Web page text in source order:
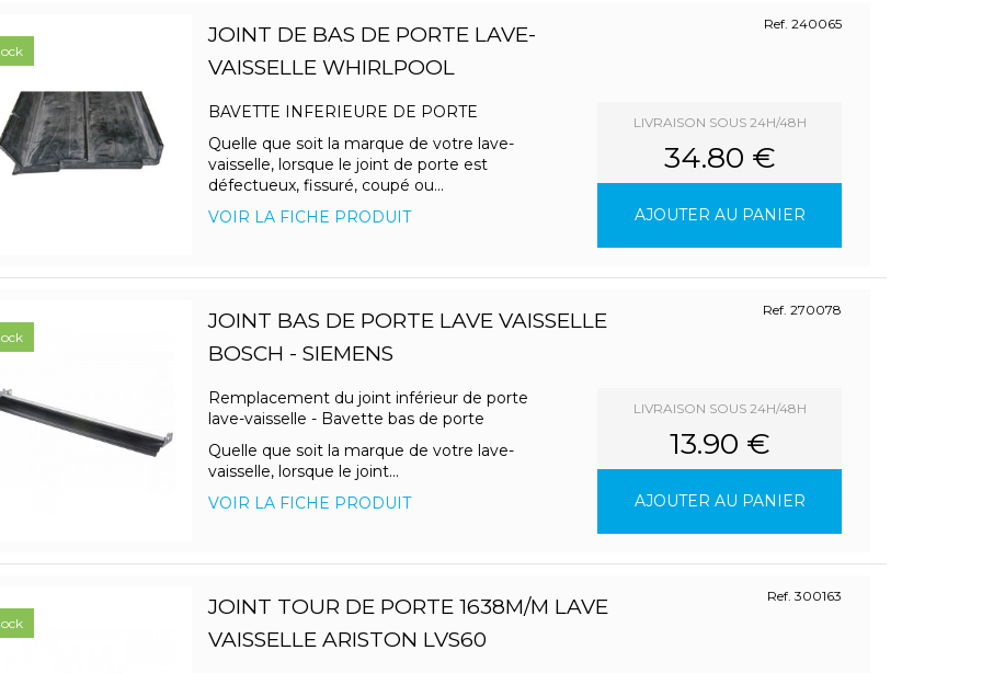
JOINT DE BAS DE PORTE LAVE-
VAISSELLE WHIRLPOOL
Ref. 240065
BAVETTE INFERIEURE DE PORTE
Quelle que soit la marque de votre lave-
vaisselle, lorsque le joint de porte est
défectueux, fissuré, coupé ou...
VOIR LA FICHE PRODUIT
LIVRAISON SOUS 24H/48H
34.80 €
AJOUTER AU PANIER
JOINT BAS DE PORTE LAVE VAISSELLE
BOSCH - SIEMENS
Ref. 270078
Remplacement du joint inférieur de porte
lave-vaisselle - Bavette bas de porte
Quelle que soit la marque de votre lave-
vaisselle, lorsque le joint...
VOIR LA FICHE PRODUIT
LIVRAISON SOUS 24H/48H
13.90 €
AJOUTER AU PANIER
JOINT TOUR DE PORTE 1638M/M LAVE
VAISSELLE ARISTON LVS60
Ref. 300163